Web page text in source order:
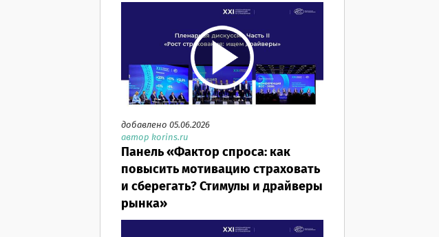
добавлено 05.06.2026
автор korins.ru
Панель «Фактор спроса: как
повысить мотивацию страховать
и сберегать? Стимулы и драйверы
рынка»